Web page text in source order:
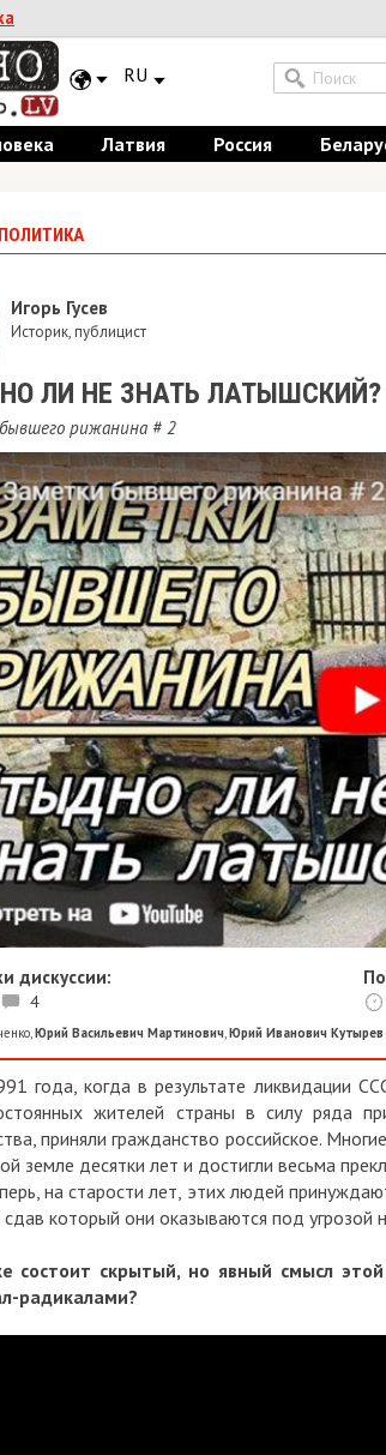
RU
Латвия Россия
Игорь Гусев
Историк, публицист
ЛИ НЕ ЗНАТЬ ЛАТЫШСКИЙ?
рижанина # 2
дискуссии:
4
,Юрий Васильевич Мартинович,Юрий Иванович Кутырев
года, когда в результате ликвидации
жителей страны в силу ряда
приняли гражданство российское.
земле десятки лет и достигли весьма
на старости лет, этих людей
сдав который они оказываются под
состоит скрытый, но явный смысл
радикалами?